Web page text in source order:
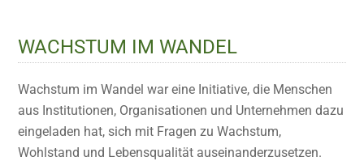
WACHSTUM IM WANDEL
Wachstum im Wandel war eine Initiative, die Menschen
aus Institutionen, Organisationen und Unternehmen dazu
eingeladen hat, sich mit Fragen zu Wachstum,
Wohlstand und Lebensqualität auseinanderzusetzen.